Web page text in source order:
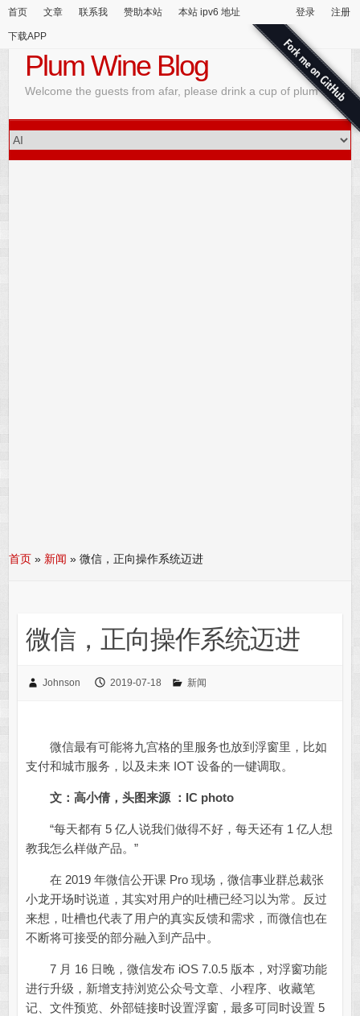
首页 文章 联系我 赞助本站 本站 ipv6 地址
下载APP
登录 注册
Plum Wine Blog
Welcome the guests from afar, please drink a cup of plum wine
首页 » 新闻 »微信，正向操作系统迈进
微信，正向操作系统迈进
Johnson 2019-07-18 新闻
微信最有可能将九宫格的里服务也放到浮窗里，比如
支付和城市服务，以及未来 IOT 设备的一键调取。
文：高小倩，头图来源 ：IC photo
“每天都有 5 亿人说我们做得不好，每天还有 1 亿人想
教我怎么样做产品。”
在 2019 年微信公开课 Pro 现场，微信事业群总裁张
小龙开场时说道，其实对用户的吐槽已经习以为常。反过
来想，吐槽也代表了用户的真实反馈和需求，而微信也在
不断将可接受的部分融入到产品中。
7 月 16 日晚，微信发布 iOS 7.0.5 版本，对浮窗功能
进行升级，新增支持浏览公众号文章、小程序、收藏笔
记、文件预览、外部链接时设置浮窗，最多可同时设置 5